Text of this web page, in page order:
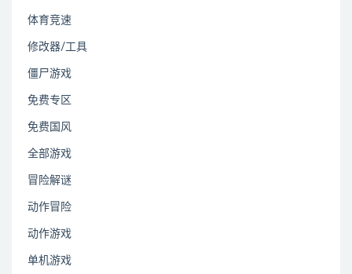
体育竞速
修改器/工具
僵尸游戏
免费专区
免费国风
全部游戏
冒险解谜
动作冒险
动作游戏
单机游戏